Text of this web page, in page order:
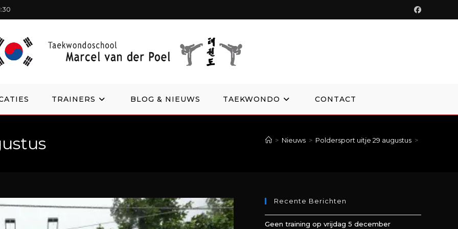
TRAINERS BLOG & NIEUWS TAEKWONDO CONTACT
> Nieuws > Poldersport uitje 29 augustus >
Recente Berichten
Geen training op vrijdag 5 december